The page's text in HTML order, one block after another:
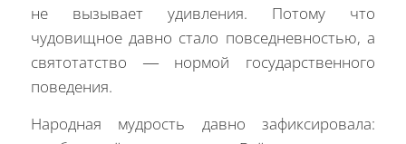
не вызывает удивления. Потому что
чудовищное давно стало повседневностью, а
святотатство — нормой государственного
поведения.
Народная мудрость давно зафиксировала: